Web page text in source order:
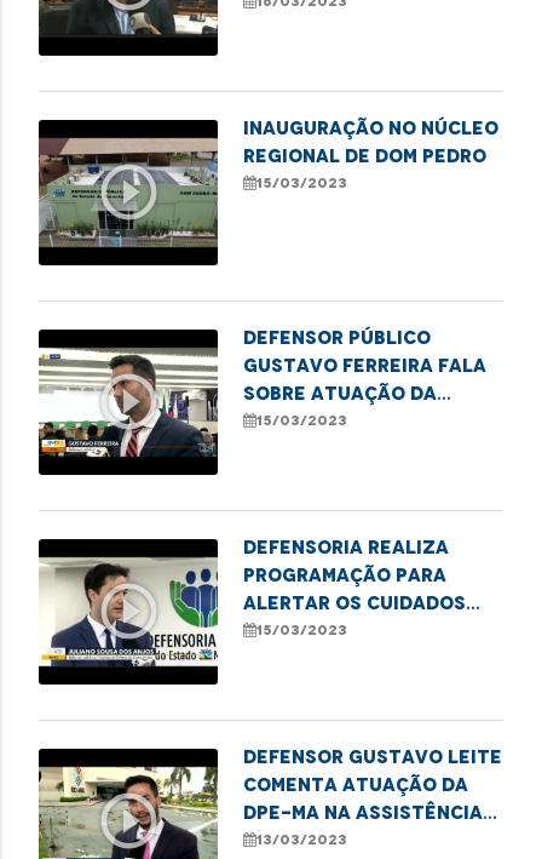
play_circle_outline
INAUGURAÇÃO NO NÚCLEO
REGIONAL DE DOM PEDRO
15/03/2023
play_circle_outline
Defensor público
Gustavo Ferreira fala
sobre atuação da
defensoria na defesa
15/03/2023
play_circle_outline
Defensoria realiza
programação para
alertar os cuidados
com os idosos nas
15/03/2023
play_circle_outline
Defensor Gustavo Leite
comenta atuação da
DPE-MA na assistência
às vítimas do Shopping
13/03/2023